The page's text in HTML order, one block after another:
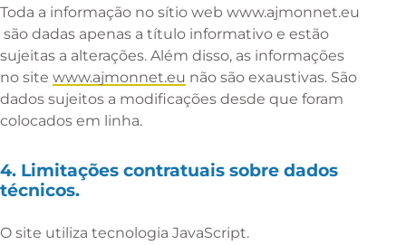
Toda a informação no sítio web www.ajmonnet.eu
são dadas apenas a título informativo e estão
sujeitas a alterações. Além disso, as informações
no site www.ajmonnet.eu não são exaustivas. São
dados sujeitos a modificações desde que foram
colocados em linha.
4. Limitações contratuais sobre dados
técnicos.
O site utiliza tecnologia JavaScript.